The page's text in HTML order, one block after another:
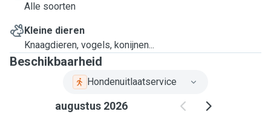
Alle soorten
Kleine dieren
Knaagdieren, vogels, konijnen...
Beschikbaarheid
Hondenuitlaatservice
augustus 2026